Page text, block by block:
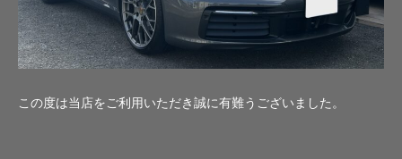
この度は当店をご利用いただき誠に有難うございました。